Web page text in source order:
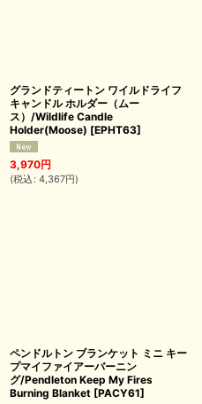
グランドティートン ワイルドライフ
キャンドル ホルダー（ムー
ス）/Wildlife Candle
Holder(Moose) [EPHT63]
3,970円
(税込 : 4,367円)
ペンドルトン ブランケット ミニ キー
プマイファイアーバーニン
グ/Pendleton Keep My Fires
Burning Blanket [PACY61]